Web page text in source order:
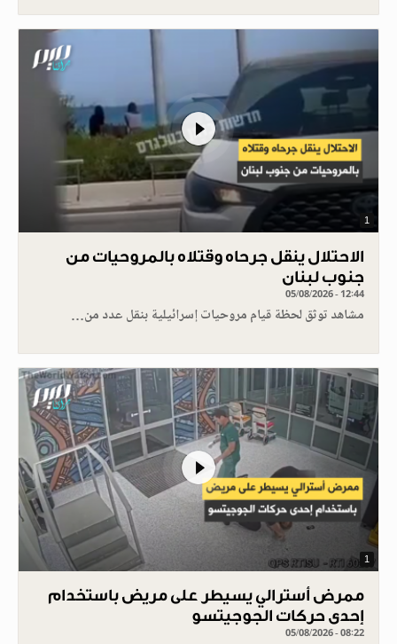
1
الاحتلال ينقل جرحاه وقتلاه بالمروحيات من
جنوب لبنان
05/08/2026 - 12:44
مشاهد توثق لحظة قيام مروحيات إسرائيلية بنقل عدد من…
1
ممرض أسترالي يسيطر على مريض باستخدام
إحدى حركات الجوجيتسو
05/08/2026 - 08:22